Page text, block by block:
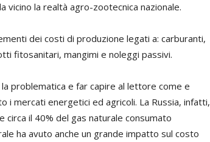
la realtà agro-zootecnica nazionale.
dei costi di produzione legati a: carburanti,
fitosanitari, mangimi e noleggi passivi.
problematica e far capire al lettore come e
i mercati energetici ed agricoli. La Russia, infatti,
circa il 40% del gas naturale consumato
ha avuto anche un grande impatto sul costo